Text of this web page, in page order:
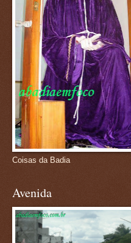
Coisas da Badia
Avenida